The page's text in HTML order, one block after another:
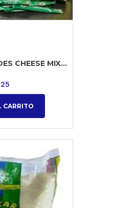
CHEESE MIX...
CARRITO